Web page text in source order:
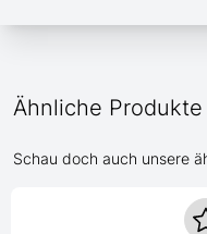
Ähnliche Produkte
Schau doch auch unsere